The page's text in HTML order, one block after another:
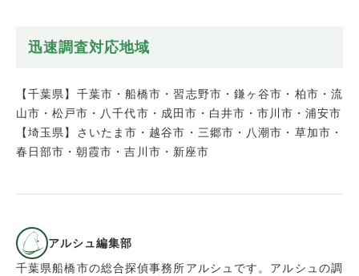
迅速調査対応地域
【千葉県】千葉市・船橋市・習志野市・鎌ヶ谷市・柏市・流
山市・松戸市・八千代市・成田市・白井市・市川市・浦安市
【埼玉県】さいたま市・越谷市・三郷市・八潮市・草加市・
春日部市・朝霞市・吉川市・新座市
アルシュ編集部
千葉県船橋市の総合探偵事務所アルシュです。アルシュの調